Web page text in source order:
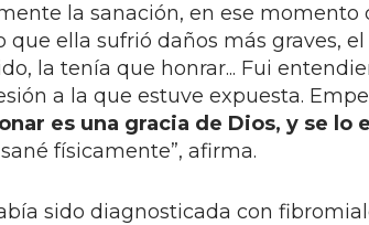
la sanación, en ese momento
que ella sufrió daños más graves,
la tenía que honrar... Fui
a la que estuve expuesta.
es una gracia de Dios, y se lo
físicamente”, afirma.
sido diagnosticada con